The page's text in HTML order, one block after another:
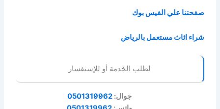
صفحتنا علي الفيس بوك
شراء اثاث مستعمل بالرياض
لطلب الخدمة أو للإستفسار
جوال:0501319962